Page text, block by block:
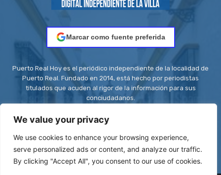
We value your privacy
We use cookies to enhance your browsing experience,
serve personalized ads or content, and analyze our traffic.
By clicking "Accept All", you consent to our use of cookies.
Marcar como fuente preferida
Puerto Real Hoy es el periódico independiente de la localidad de
Puerto Real. Fundado en 2014, está hecho por periodistas
titulados que acuden al rigor de la información para sus
conciudadanos.
Contacto: redaccion@puertorealhoy.es